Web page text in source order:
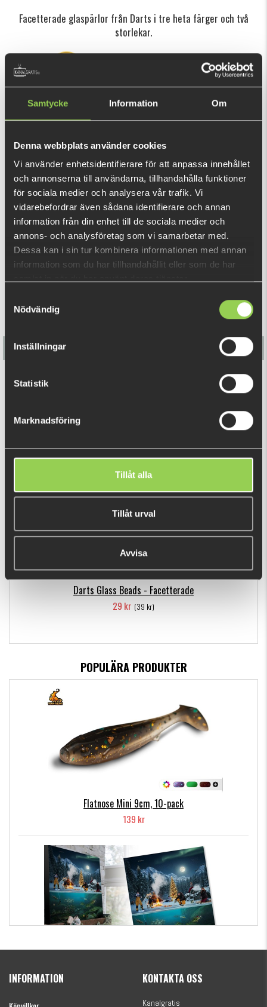
Samtycke Information Om
Denna webbplats använder cookies
Vi använder enhetsidentifierare för att anpassa innehållet
och annonserna till användarna, tillhandahålla funktioner
för sociala medier och analysera vår trafik. Vi
vidarebefordrar även sådana identifierare och annan
information från din enhet till de sociala medier och
annons- och analysföretag som vi samarbetar med.
Dessa kan i sin tur kombinera informationen med annan
information som du har tillhandahållit eller som de har
Nödvändig
Inställningar
Statistik
Marknadsföring
Tillåt alla
Tillåt urval
Avvisa
Facetterade glaspärlor från Darts i tre heta färger och två
storlekar.
Den här produkten ger dig 58 fishcoins nu!
INFORMATION
unikt, mer "krispigt" ljud när du använder dem på en Texas-
eller Carolina-rigg. De reflekterar också mer ljus och ger en
häftig visuell effekt i vattnet - speciellt dessa facetterade
pärlor.
Finns i Red, Amber och Black i 6 och 8 mm.
6 mm-versionen kommer i 9-pack och 8 mm-verisonen
kommer i 7-pack.
VISA MER
RELATERADE PRODUKTER
Fåtal kvar
DU TITTADE NYLIGEN PÅ
Darts Glass Beads - Facetterade
29 kr (39 kr)
POPULÄRA PRODUKTER
Flatnose Mini 9cm, 10-pack
139 kr
(julkalender)
INFORMATION KONTAKTA OSS
Kanalgratis